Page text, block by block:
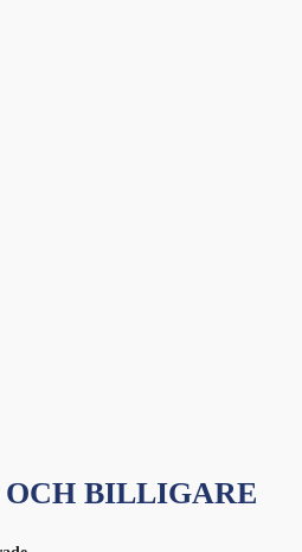
OCH BILLIGARE